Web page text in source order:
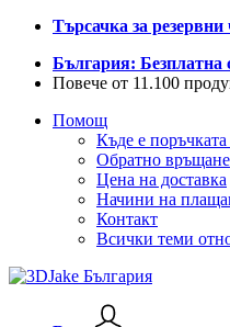
Търсачка за резервни
България: Безплатна
Повече от 11.100
Помощ
Къде е
Обратно връщане
Цена на доставка
Начини на
Контакт
Всички теми